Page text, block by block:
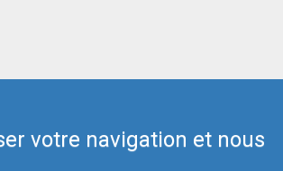
votre navigation et nous